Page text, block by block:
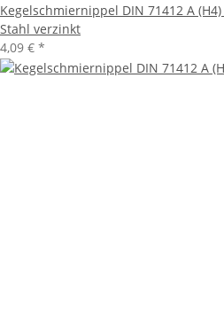
Kegelschmiernippel DIN 71412 A
Stahl verzinkt
4,09 € *